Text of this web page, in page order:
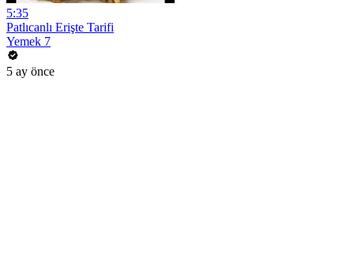
5:35
Patlıcanlı Erişte Tarifi
Yemek 7
5 ay önce